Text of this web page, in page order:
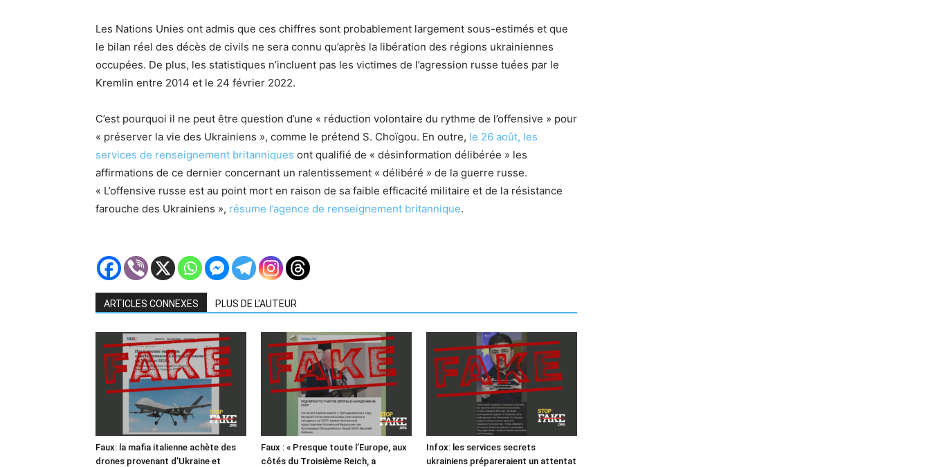
Les Nations Unies ont admis que ces chiffres sont probablement largement sous-estimés et que
le bilan réel des décès de civils ne sera connu qu’après la libération des régions ukrainiennes
occupées. De plus, les statistiques n’incluent pas les victimes de l’agression russe tuées par le
Kremlin entre 2014 et le 24 février 2022.
C’est pourquoi il ne peut être question d’une « réduction volontaire du rythme de l’offensive » pour
« préserver la vie des Ukrainiens », comme le prétend S. Choïgou. En outre, le 26 août, les
services de renseignement britanniques ont qualifié de « désinformation délibérée » les
affirmations de ce dernier concernant un ralentissement « délibéré » de la guerre russe.
« L’offensive russe est au point mort en raison de sa faible efficacité militaire et de la résistance
farouche des Ukrainiens », résume l’agence de renseignement britannique.
ARTICLES CONNEXES PLUS DE L'AUTEUR
Faux: la mafia italienne achète des
drones provenant d’Ukraine et
Faux : « Presque toute l’Europe, aux
côtés du Troisième Reich, a
Infox: les services secrets
ukrainiens prépareraient un attentat